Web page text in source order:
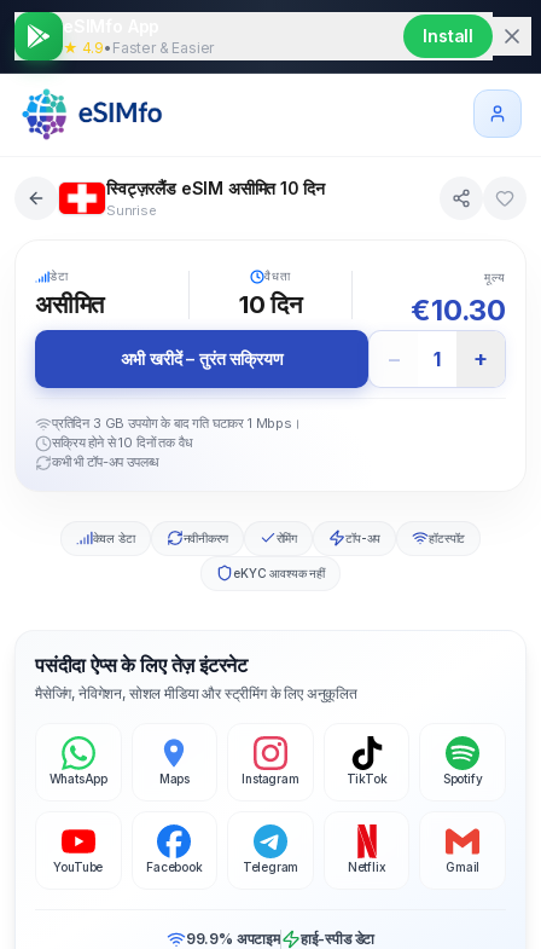
★ 4.9• Faster & Easier
Install
स्विट्ज़रलैंड eSIM असीमित 10 दिन
Sunrise
डेटा
असीमित
वैधता
10 दिन
मूल्य
€10.30
अभी खरीदें – तुरंत सक्रियण − 1 +
प्रतिदिन 3 GB उपयोग के बाद गति घटाकर 1 Mbps।
सक्रिय होने से 10 दिनों तक वैध
कभी भी टॉप-अप उपलब्ध
केवल डेटा नवीनीकरण रोमिंग टॉप-अप हॉटस्पॉट
eKYC आवश्यक नहीं
पसंदीदा ऐप्स के लिए तेज़ इंटरनेट
मैसेजिंग, नेविगेशन, सोशल मीडिया और स्ट्रीमिंग के लिए अनुकूलित
WhatsApp Maps Instagram TikTok Spotify
YouTube Facebook Telegram Netflix Gmail
99.9% अपटाइम हाई-स्पीड डेटा